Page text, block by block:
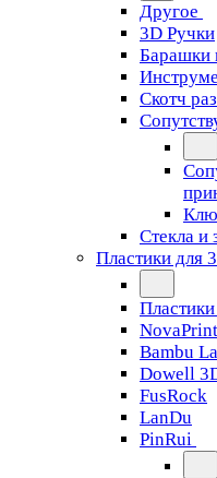
Другое
3D Ручки
Барашки
Скотч
Стекла и
Пластики для
Bambu
Dowell
FusRock
LanDu
PinRui